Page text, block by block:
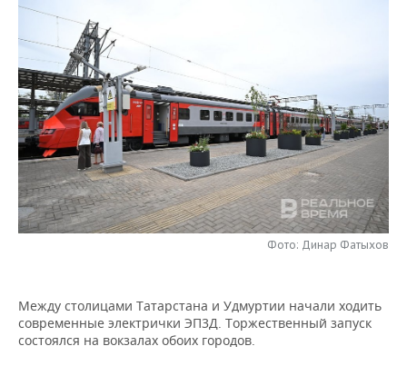
КОМУ ПРИНАДЛЕЖАТ
ТОРГОВЫЕ ЦЕНТРЫ
ТАТАРСТАНА
БЮДЖЕТ
ИНВЕСТИЦИИ
МАШИНОСТРОЕНИЕ
НЕФТЕХИМИЯ
НЕФТЬ
ОПК
ЭНЕРГЕТИКА
НОВОСТИ АВТО
БИЗНЕС
НОВОСТИ БИЗНЕСА
РОЗНИЧНАЯ ТОРГОВЛЯ
ТРАНСПОРТ
УСЛУГИ
ТЕХНОЛОГИИ
НОВОСТИ ТЕХНОЛОГИЙ
IT
МЕДИА
ТЕЛЕКОММУНИКАЦИИ
МЕРОПРИЯТИЯ
НОВОСТИ МЕРОПРИЯТИЙ
ВЫЕЗДНАЯ РЕДАКЦИЯ
БИЗНЕС-БРАНЧИ
ОТКРЫТАЯ ЛЕКЦИЯ
СПОРТ
НОВОСТИ СПОРТА
ФУТБОЛ
БАСКЕТБОЛ
ОБЩЕСТВО
НОВОСТИ ОБЩЕСТВА
ИНФРАСТРУКТУРА
ФОТОГАЛЕРЕЯ
СПРАВОЧНИК
Фото: Динар Фатыхов
Между столицами Татарстана и Удмуртии начали ходить
современные электрички ЭП3Д. Торжественный запуск
состоялся на вокзалах обоих городов.